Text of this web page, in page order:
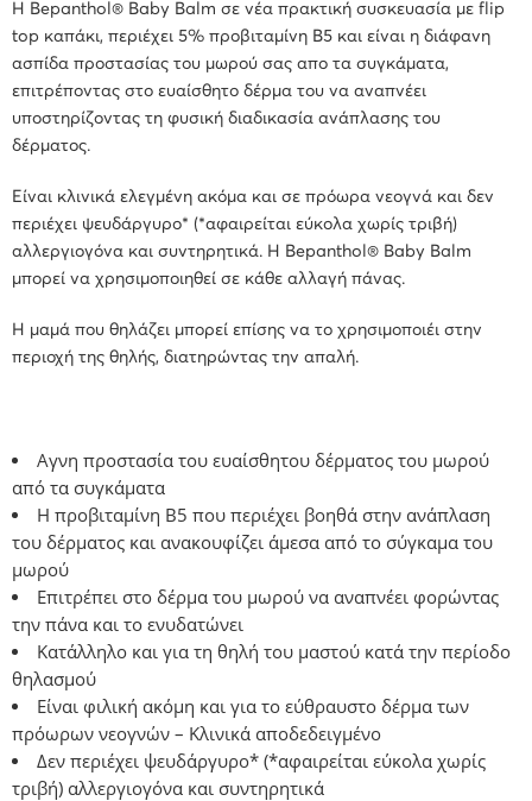
Η Bepanthol® Baby Balm σε νέα πρακτική συσκευασία με flip
top καπάκι, περιέχει 5% προβιταμίνη B5 και είναι η διάφανη
ασπίδα προστασίας του μωρού σας απο τα συγκάματα,
επιτρέποντας στο ευαίσθητο δέρμα του να αναπνέει
υποστηρίζοντας τη φυσική διαδικασία ανάπλασης του
δέρματος.
Είναι κλινικά ελεγμένη ακόμα και σε πρόωρα νεογνά και δεν
περιέχει ψευδάργυρο* (*αφαιρείται εύκολα χωρίς τριβή)
αλλεργιογόνα και συντηρητικά. Η
Bepanthol® Baby Balm
μπορεί να χρησιμοποιηθεί σε κάθε αλλαγή πάνας.
Η μαμά που θηλάζει μπορεί επίσης να το χρησιμοποιέι στην
περιοχή της θηλής, διατηρώντας την απαλή.
Αγνη προστασία του ευαίσθητου δέρματος του μωρού
από τα συγκάματα
Η προβιταμίνη Β5 που περιέχει βοηθά στην ανάπλαση
του δέρματος και ανακουφίζει άμεσα από το σύγκαμα του
μωρού
Επιτρέπει στο δέρμα του μωρού να αναπνέει φορώντας
την πάνα και το ενυδατώνει
Κατάλληλο και για τη θηλή του μαστού κατά την περίοδο
θηλασμού
Είναι φιλική ακόμη και για το εύθραυστο δέρμα των
πρόωρων νεογνών – Κλινικά αποδεδειγμένο
Δεν περιέχει ψευδάργυρο* (*αφαιρείται εύκολα χωρίς
τριβή) αλλεργιογόνα και συντηρητικά